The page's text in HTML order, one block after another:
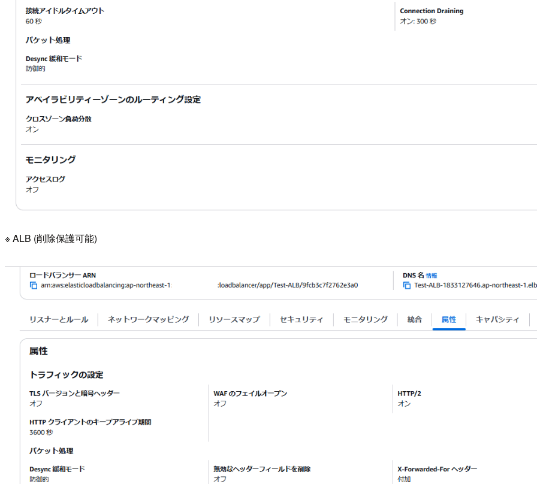
※ ALB (削除保護可能)